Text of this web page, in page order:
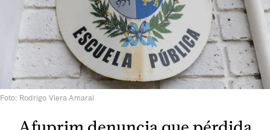
Foto: Rodrigo Viera Amaral